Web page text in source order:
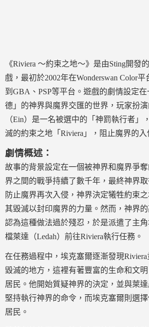
《Riviera ～約束之地～》是由Sting開發
戲，最初於2002年在Wonderswan Color
到GBA、PSP等平台。遊戲的劇情設定
德」的神界與魔界交匯的世界，玩家扮
（Ein）是一名被選中的「神罰執行者」
滅的約束之地「Riviera」，阻止魔界的入
劇情概述：
故事的背景設定在一個被神界和魔界爭
界之間的戰爭持續了數千年，最終神界
防止魔界再次入侵，神界決定犧牲約束
其毀滅以封印魔界的力量。然而，神界
認為這種做法過於殘忍，於是派遣了主
檔萊達（Ledah）前往Riviera執行任務。
在任務過程中，埃克塞爾逐漸發現
毀滅的地方，這裡有著豐富的生命和文
居民。他開始質疑神界的決定，並與萊
堅持執行神界的命令，而埃克塞爾則選
居民。